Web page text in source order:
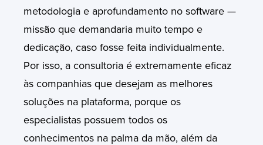
metodologia e aprofundamento no software —
missão que demandaria muito tempo e
dedicação, caso fosse feita individualmente.
Por isso, a consultoria é extremamente eficaz
às companhias que desejam as melhores
soluções na plataforma, porque os
especialistas possuem todos os
conhecimentos na palma da mão, além da